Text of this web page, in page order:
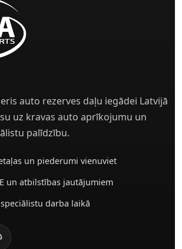
auto rezerves daļu iegādei Latvijā
uz kravas auto aprīkojumu un
palīdzību.
un piederumi vienuviet
un atbilstības jautājumiem
darba laikā